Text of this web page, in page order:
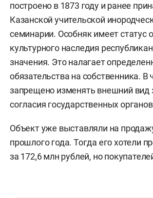
построено в 1873 году и ранее
Казанской учительской
семинарии. Особняк имеет статус
культурного наследия
значения. Это налагает
обязательства на собственника. В
запрещено изменять внешний вид
согласия государственных
Объект уже выставляли на
прошлого года. Тогда его хотели
за 172,6 млн рублей, но